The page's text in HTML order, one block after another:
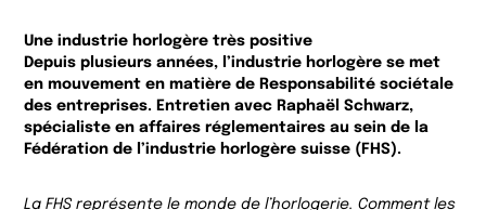
Une industrie horlogère très positive
Depuis plusieurs années, l’industrie horlogère se met
en mouvement en matière de Responsabilité sociétale
des entreprises. Entretien avec Raphaël Schwarz,
spécialiste en affaires réglementaires au sein de la
Fédération de l’industrie horlogère suisse (FHS).
La FHS représente le monde de l’horlogerie. Comment les